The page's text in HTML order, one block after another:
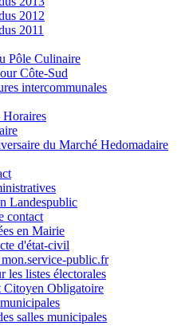
2012
2011
Pôle Culinaire
Côte-Sud
intercommunales
Horaires
du Marché Hedomadaire
Landespublic
contact
en Mairie
d'état-civil
public.fr
les listes électorales
Citoyen Obligatoire
salles municipales